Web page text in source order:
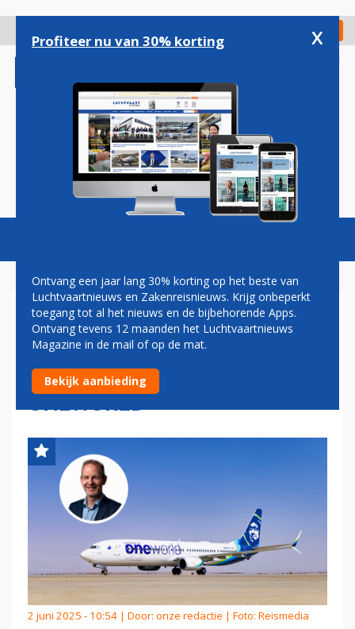
gaan
Check in
Magazine Podcasts Vacatures
NEDERLANDER GUIDO VAN
TIL KRIJGT TOPFUNCTIE BIJ
LUCHTVAARTALLIANTIE
ONEWORLD
2 juni 2025 - 10:54 | Door: onze redactie | Foto: Reismedia
Profiteer nu van 30% korting x
Ontvang een jaar lang 30% korting op het beste van
Luchtvaartnieuws en Zakenreisnieuws. Krijg onbeperkt
toegang tot al het nieuws en de bijbehorende Apps.
Ontvang tevens 12 maanden het Luchtvaartnieuws
Magazine in de mail of op de mat.
Bekijk aanbieding